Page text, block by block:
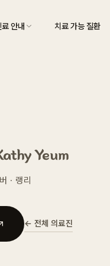
안내 치료 가능 질환
Yeum
· 랭리
← 전체 의료진